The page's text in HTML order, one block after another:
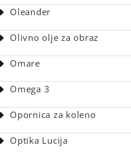
Oleander
Olivno olje za obraz
Omare
Omega 3
Opornica za koleno
Optika Lucija